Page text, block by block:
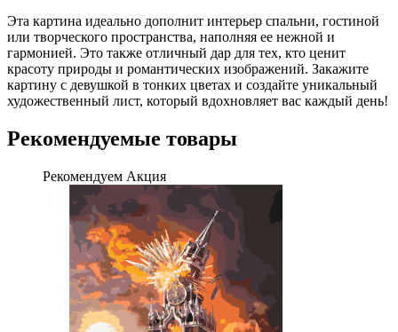
Эта картина идеально дополнит интерьер спальни, гостиной
или творческого пространства, наполняя ее нежной и
гармонией. Это также отличный дар для тех, кто ценит
красоту природы и романтических изображений. Закажите
картину с девушкой в ​​тонких цветах и ​​создайте уникальный
художественный лист, который вдохновляет вас каждый день!
Рекомендуемые товары
Рекомендуем Акция